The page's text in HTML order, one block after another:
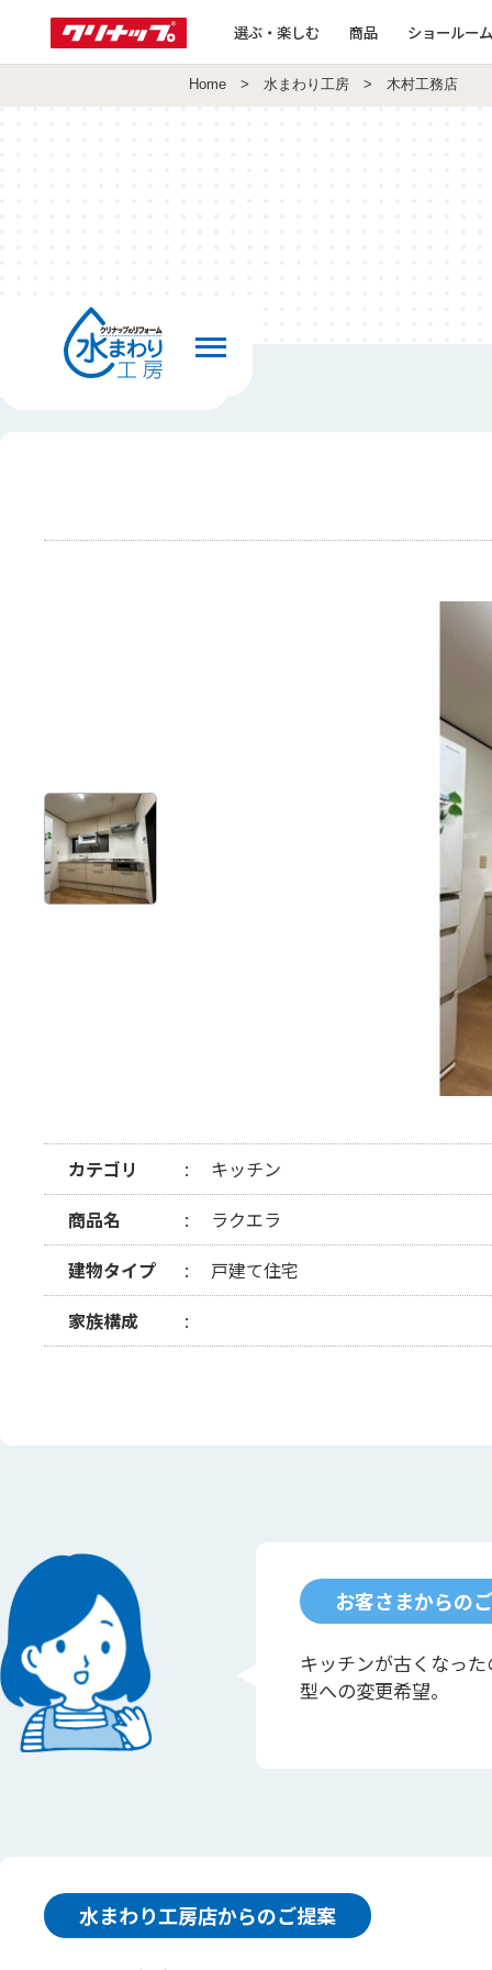
選ぶ・楽しむ 商品 ショールー
Home > 水まわり工房 > 木村工務店
前の画面へ戻る
カテゴリ
キッチン
商品名
ラクエラ
建物タイプ
戸建て住宅
家族構成
お客さまからの
キッチンが古くなっ
型への変更希望。
水まわり工房店からのご提案